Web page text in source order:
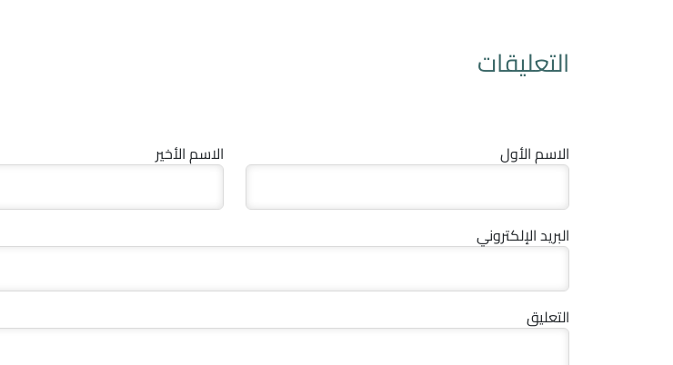
التعليقات
الاسم الأول الاسم الأخير
البريد الإلكتروني
التعليق